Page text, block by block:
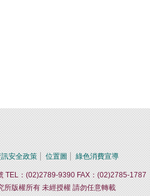
安全政策 位置圖 綠色消費宣導
TEL：(02)2789-9390 FAX：(02)2785-1787
版權所有 未經授權 請勿任意轉載